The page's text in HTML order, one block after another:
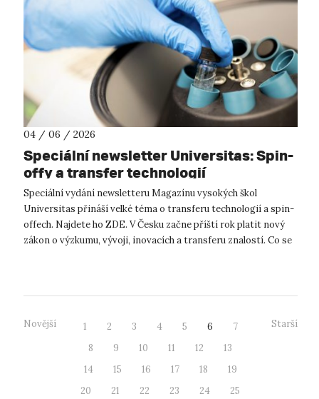
04 / 06 / 2026
Speciální newsletter Universitas: Spin-
offy a transfer technologií
Speciální vydání newsletteru Magazínu vysokých škol
Universitas přináší velké téma o transferu technologií a spin-
offech. Najdete ho ZDE. V Česku začne příští rok platit nový
zákon o výzkumu, vývoji, inovacích a transferu znalostí. Co se
Novější 1 2 3 4 5 6
7
8
9 10 11 12
13
14
15 16 17 18
19
20
21 22 23 24
25
Starší